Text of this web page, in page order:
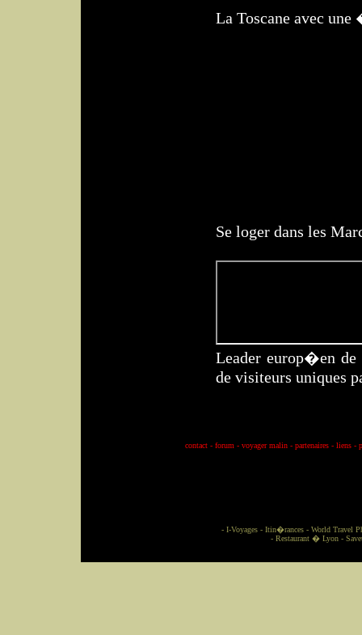
La Toscane avec
Se loger dans les
Leader europ�en
de visiteurs uniques
contact- forum - voyager malin- partenaires- liens-
- I-Voyages - Itin�rances - World Travel
- Restaurant � Lyon-